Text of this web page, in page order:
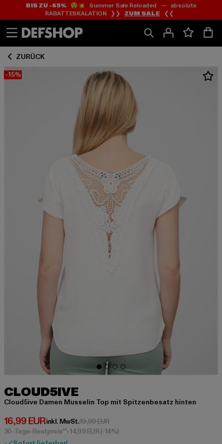
Zum
Inhalt
springen
Zum
Fußzeile
springen
BIS ZU -65%😲💥 Summer Sale Reloaded — absolute
RABATTESKALATION ❯❯ ZUM SALE ❮❮
ZURÜCK
-15%
CLOUD5IVE
Cloud5ive Damen Musselin Top mit Spitzenbesatz hinten
16,99 EUR
Derzeitiger Preis: 16,99 EUR
inkl. MwSt.19,99 EURAktionspreis: 19,99 EUR
30-Tage-Bestpreis**: 14,99 EUR(-14%)